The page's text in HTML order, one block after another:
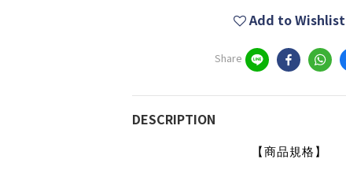
Add to Wishlist
Share
DESCRIPTION
【商品規格】